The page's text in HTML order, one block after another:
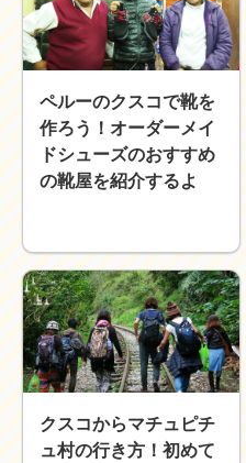
ペルーのクスコで靴を
作ろう！オーダーメイ
ドシューズのおすすめ
の靴屋を紹介するよ
クスコからマチュピチ
ュ村の行き方！初めて